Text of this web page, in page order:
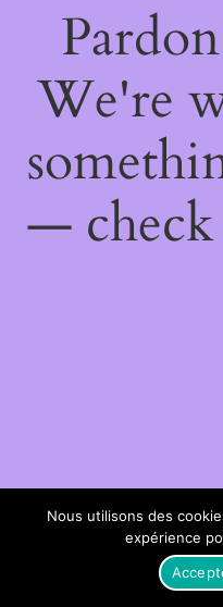
We're
— check
Nous utilisons des
expérience